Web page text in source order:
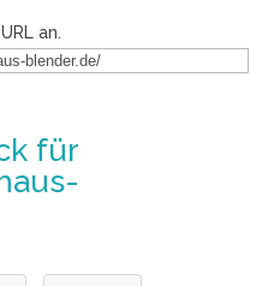
an.
für